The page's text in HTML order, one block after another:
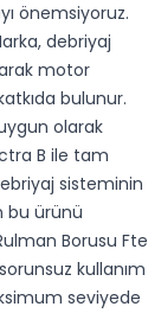
önemsiyoruz.
debriyaj
motor
bulunur.
olarak
B ile tam
sisteminin
bu ürünü
Borusu Fte
kullanım
seviyede